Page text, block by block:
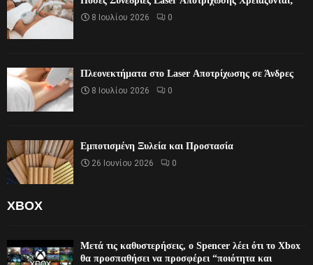
8 Ιουλίου 2026 0
Πλεονεκτήματα στο Laser Αποτρίχωσης σε Άνδρες
8 Ιουλίου 2026 0
Εμποτισμένη Ξυλεία και Προστασία
26 Ιουνίου 2026 0
XBOX
Μετά τις καθυστερήσεις, ο Spencer λέει ότι το Xbox
θα προσπαθήσει να προσφέρει “ποιότητα και